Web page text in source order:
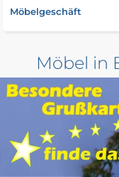
Möbelgeschäft
Möbel in
JYSK
Am Hohen Markstein
2
Möbelgeschäft